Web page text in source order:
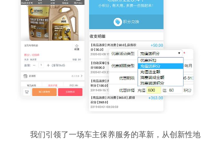
我们引领了一场车主保养服务的革新，从创新性地